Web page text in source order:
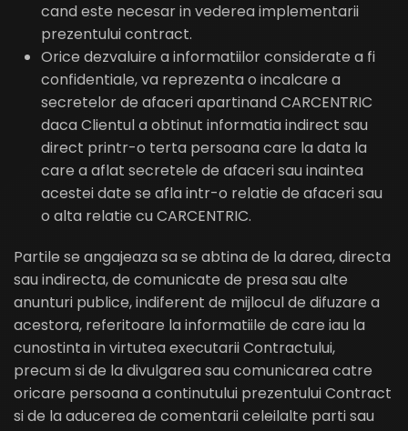
cand este necesar in vederea implementarii
prezentului contract.
Orice dezvaluire a informatiilor considerate a fi
confidentiale, va reprezenta o incalcare a
secretelor de afaceri apartinand CARCENTRIC
daca Clientul a obtinut informatia indirect sau
direct printr-o terta persoana care la data la
care a aflat secretele de afaceri sau inaintea
acestei date se afla intr-o relatie de afaceri sau
o alta relatie cu CARCENTRIC.
Partile se angajeaza sa se abtina de la darea, directa
sau indirecta, de comunicate de presa sau alte
anunturi publice, indiferent de mijlocul de difuzare a
acestora, referitoare la informatiile de care iau la
cunostinta in virtutea executarii Contractului,
precum si de la divulgarea sau comunicarea catre
oricare persoana a continutului prezentului Contract
si de la aducerea de comentarii celeilalte parti sau